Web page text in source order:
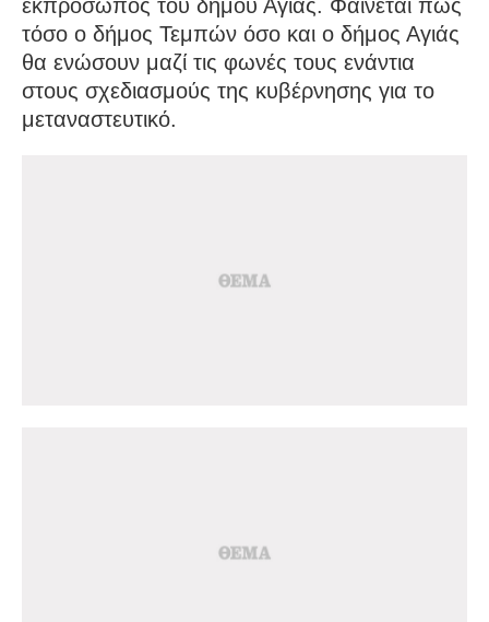
εκπρόσωπος του δήμου Αγιάς. Φαίνεται πως
τόσο ο δήμος Τεμπών όσο και ο δήμος Αγιάς
θα ενώσουν μαζί τις φωνές τους ενάντια
στους σχεδιασμούς της κυβέρνησης για το
μεταναστευτικό.